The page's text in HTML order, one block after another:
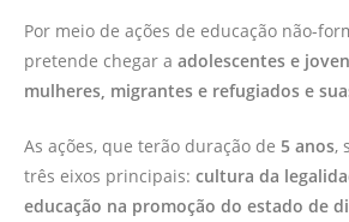
Por meio de ações de educação não-
pretende chegar a adolescentes e
mulheres, migrantes e refugiados e
As ações, que terão duração de 5 anos,
três eixos principais: cultura da
educação na promoção do estado de